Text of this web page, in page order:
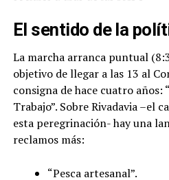
El sentido de la
La marcha arranca puntual
objetivo de llegar a las 13 al
consigna de hace cuatro años:
Trabajo”. Sobre Rivadavia –el
esta peregrinación- hay una
reclamos más:
“Pesca artesanal”.